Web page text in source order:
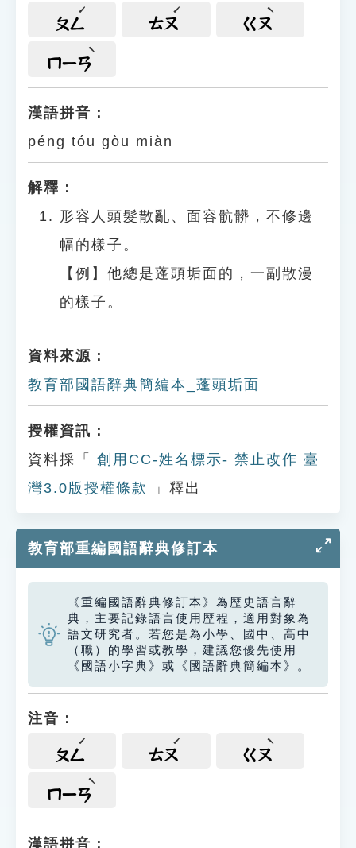
遊戲專區
教學應用
貓頭鷹博士
ㄆㄥ ㄊㄡ ㄍㄡ
ㄇㄧㄢ
漢語拼音：
péng tóu gòu miàn
解釋：
形容人頭髮散亂、面容骯髒，不修邊
幅的樣子。
【例】他總是蓬頭垢面的，一副散漫
的樣子。
資料來源：
教育部國語辭典簡編本_蓬頭垢面
授權資訊：
資料採「
創用CC-姓名標示- 禁止改作 臺
灣3.0版授權條款
」釋出
教育部重編國語辭典修訂本
《重編國語辭典修訂本》為歷史語言辭
典，主要記錄語言使用歷程，適用對象為
語文研究者。若您是為小學、國中、高中
（職）的學習或教學，建議您優先使用
《國語小字典》或《國語辭典簡編本》。
注音：
ㄆㄥ ㄊㄡ ㄍㄡ
ㄇㄧㄢ
漢語拼音：